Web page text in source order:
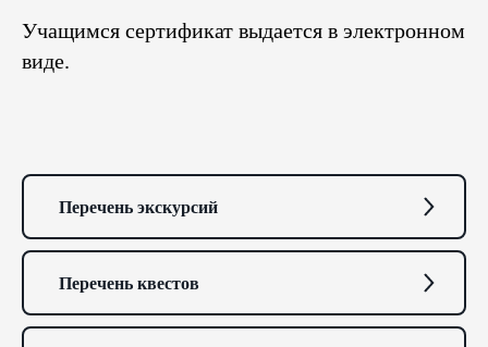
Учащимся сертификат выдается в электронном
виде.
Перечень экскурсий
Перечень квестов
Буклет программы «Страна
2026 учебного года